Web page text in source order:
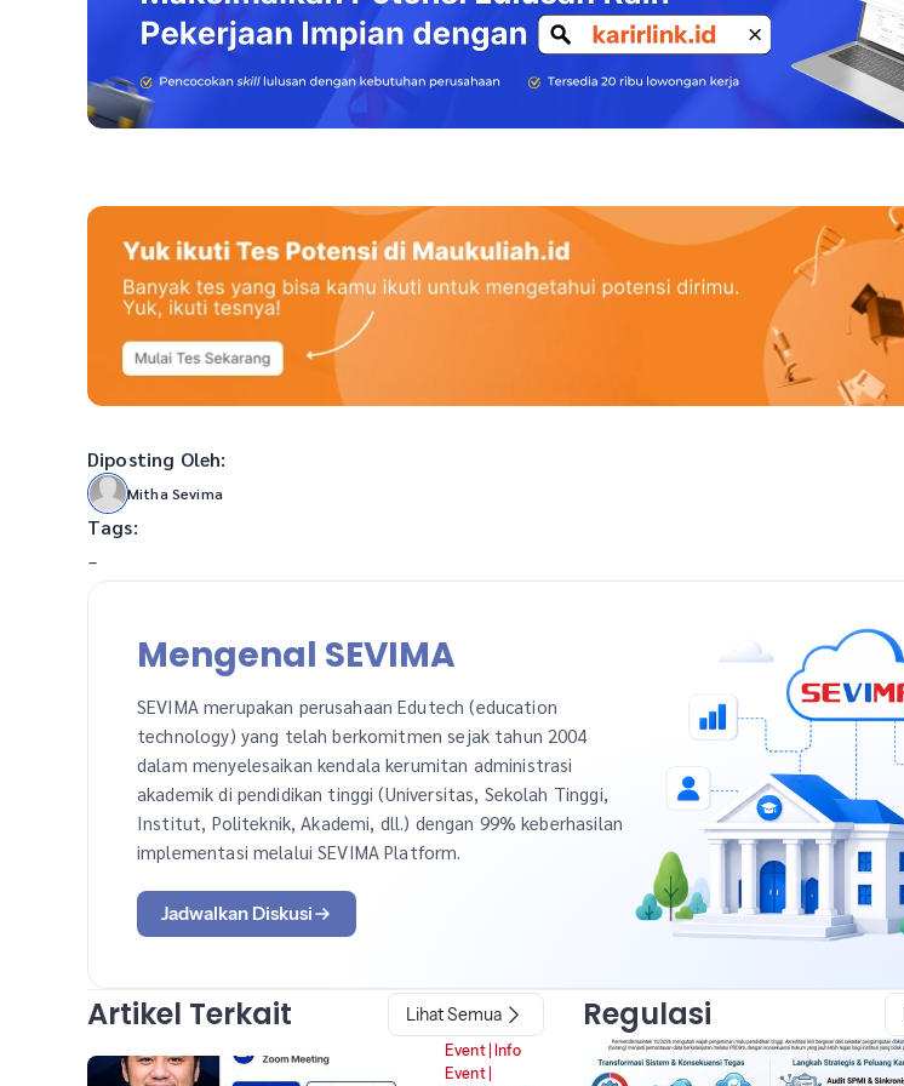
Diposting Oleh:
Mitha Sevima
Tags:
-
Mengenal SEVIMA
SEVIMA merupakan perusahaan Edutech (education
technology) yang telah berkomitmen sejak tahun 2004
dalam menyelesaikan kendala kerumitan administrasi
akademik di pendidikan tinggi (Universitas, Sekolah Tinggi,
Institut, Politeknik, Akademi, dll.) dengan 99% keberhasilan
implementasi melalui SEVIMA Platform.
Jadwalkan Diskusi
Artikel Terkait Lihat Semua
Event|
Info
Event|
Regulasi